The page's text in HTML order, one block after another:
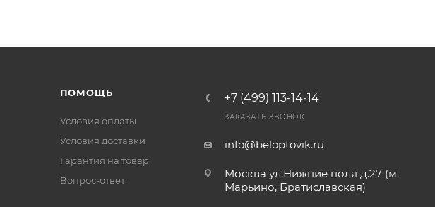
ПОМОЩЬ
Условия оплаты
Условия доставки
Гарантия на товар
Вопрос-ответ
+7 (499) 113-14-14
ЗАКАЗАТЬ ЗВОНОК
info@beloptovik.ru
Москва ул.Нижние поля д.27 (м.
Марьино, Братиславская)